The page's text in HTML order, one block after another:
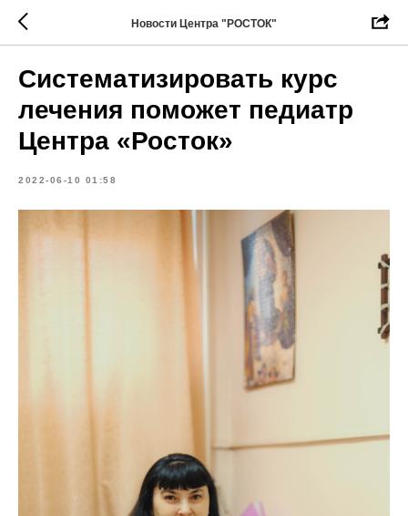
Новости Центра "РОСТОК"
Систематизировать курс
лечения поможет педиатр
Центра «Росток»
2022-06-10 01:58